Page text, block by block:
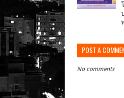
POST A
No comments